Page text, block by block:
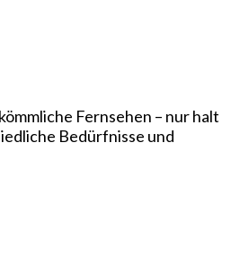
Fernsehen – nur halt
Bedürfnisse und